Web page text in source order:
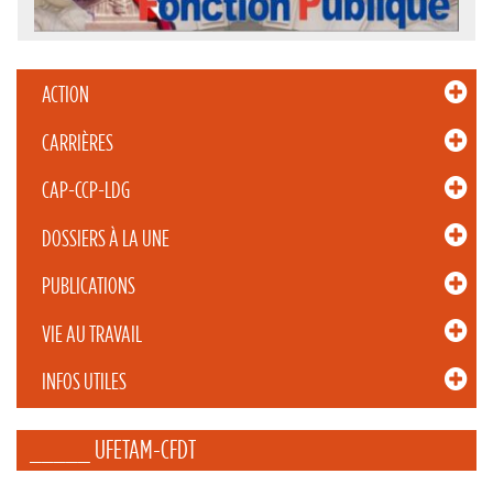
ACTION
CARRIÈRES
CAP-CCP-LDG
DOSSIERS À LA UNE
PUBLICATIONS
VIE AU TRAVAIL
INFOS UTILES
_____ UFETAM-CFDT